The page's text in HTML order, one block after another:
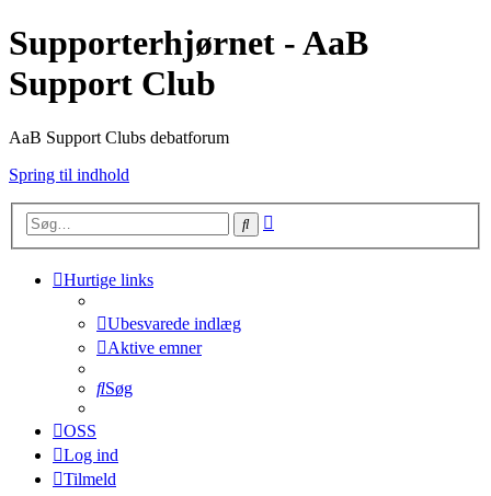
Supporterhjørnet - AaB
Support Club
AaB Support Clubs debatforum
Spring til indhold
Søg
Hurtige links
Ubesvarede indlæg
Aktive emner
Søg
OSS
Log ind
Tilmeld